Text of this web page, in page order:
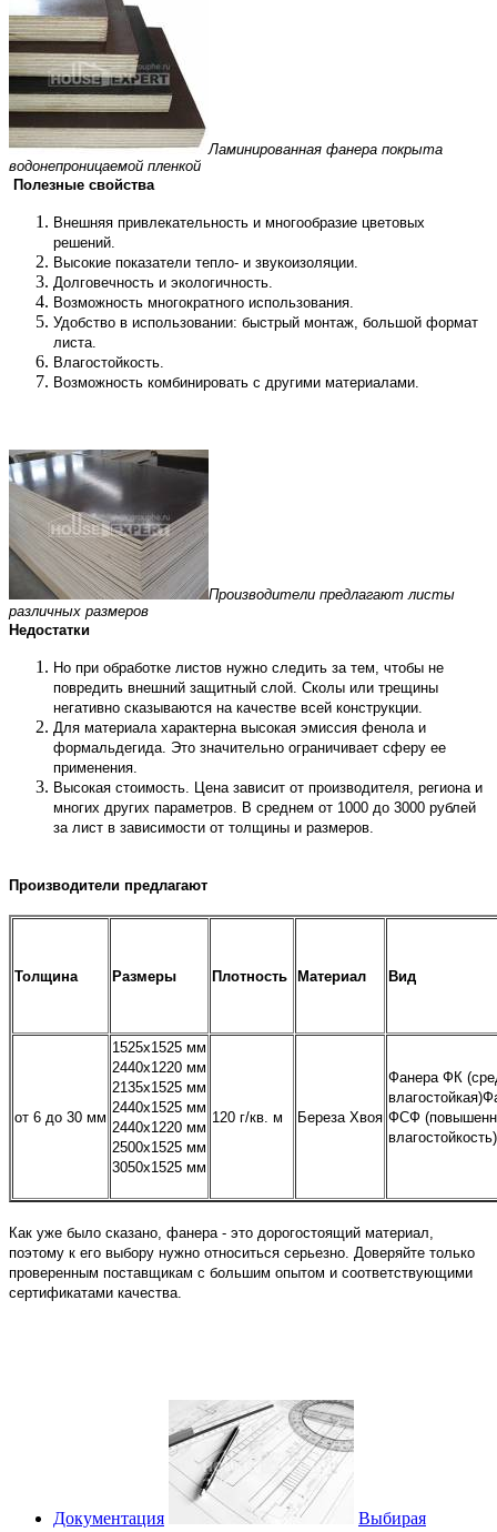
Ламинированная фанера покрыта
водонепроницаемой пленкой
Полезные свойства
Внешняя привлекательность и многообразие цветовых
решений.
Высокие показатели тепло- и звукоизоляции.
Долговечность и экологичность.
Возможность многократного использования.
Удобство в использовании: быстрый монтаж, большой формат
листа.
Влагостойкость.
Возможность комбинировать с другими материалами.
Производители предлагают листы
различных размеров
Недостатки
Но при обработке листов нужно следить за тем, чтобы не
повредить внешний защитный слой. Сколы или трещины
негативно сказываются на качестве всей конструкции.
Для материала характерна высокая эмиссия фенола и
формальдегида. Это значительно ограничивает сферу ее
применения.
Высокая стоимость. Цена зависит от производителя, региона и
многих других параметров. В среднем от 1000 до 3000 рублей
за лист в зависимости от толщины и размеров.
Производители предлагают
Толщина Размеры Плотность Материал Вид
от 6 до 30 мм
1525x1525 мм
2440х1220 мм
2135х1525 мм
2440х1525 мм
2440х1220 мм
2500х1525 мм
3050х1525 мм
120 г/кв. м Береза Хвоя
Фанера ФК
ФСФ
влагостойкость)
Как уже было сказано, фанера - это дорогостоящий материал,
поэтому к его выбору нужно относиться серьезно. Доверяйте только
проверенным поставщикам с большим опытом и соответствующими
сертификатами качества.
Документация
Выбирая